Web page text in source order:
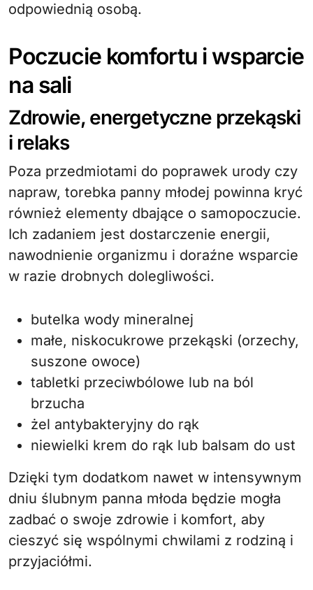
odpowiednią osobą.
Poczucie komfortu i wsparcie
na sali
Zdrowie, energetyczne przekąski
i relaks
Poza przedmiotami do poprawek urody czy
napraw, torebka panny młodej powinna kryć
również elementy dbające o samopoczucie.
Ich zadaniem jest dostarczenie energii,
nawodnienie organizmu i doraźne wsparcie
w razie drobnych dolegliwości.
butelka wody mineralnej
małe, niskocukrowe przekąski (orzechy,
suszone owoce)
tabletki przeciwbólowe lub na ból
brzucha
żel antybakteryjny do rąk
niewielki krem do rąk lub balsam do ust
Dzięki tym dodatkom nawet w intensywnym
dniu ślubnym panna młoda będzie mogła
zadbać o swoje zdrowie i komfort, aby
cieszyć się wspólnymi chwilami z rodziną i
przyjaciółmi.